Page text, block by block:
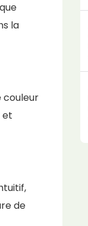
la
couleur
et
de